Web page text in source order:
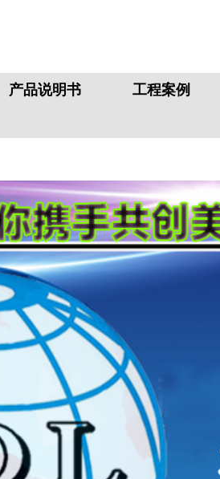
产品说明书 工程案例